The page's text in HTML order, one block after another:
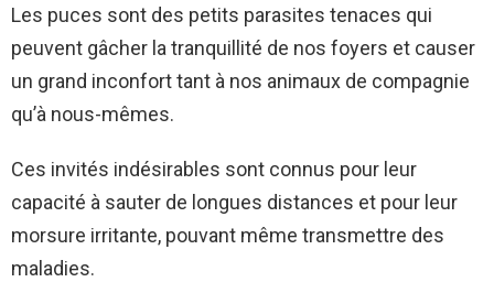
Les puces sont des petits parasites tenaces qui
peuvent gâcher la tranquillité de nos foyers et causer
un grand inconfort tant à nos animaux de compagnie
qu’à nous-mêmes.
Ces invités indésirables sont connus pour leur
capacité à sauter de longues distances et pour leur
morsure irritante, pouvant même transmettre des
maladies.